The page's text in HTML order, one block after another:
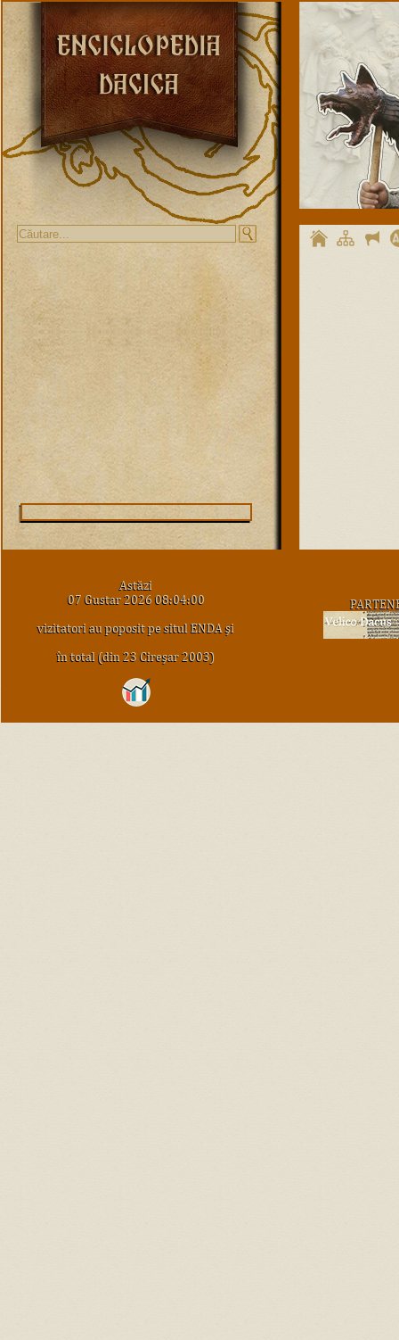
Astăzi
07 Gustar 2026 08:04:00
vizitatori au poposit pe situl ENDA şi
în total (din 23 Cireşar 2003)